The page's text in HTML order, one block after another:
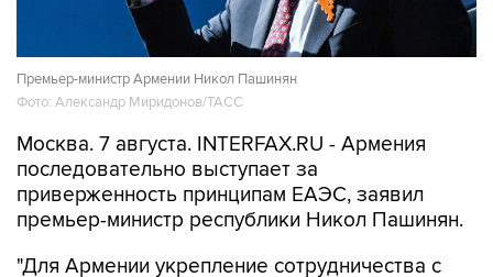
Премьер-министр Армении Никол Пашинян
Фото: Александр Миридонов/ТАСС
Москва. 7 августа. INTERFAX.RU - Армения
последовательно выступает за
приверженность принципам ЕАЭС, заявил
премьер-министр республики Никол Пашинян.
"Для Армении укрепление сотрудничества с